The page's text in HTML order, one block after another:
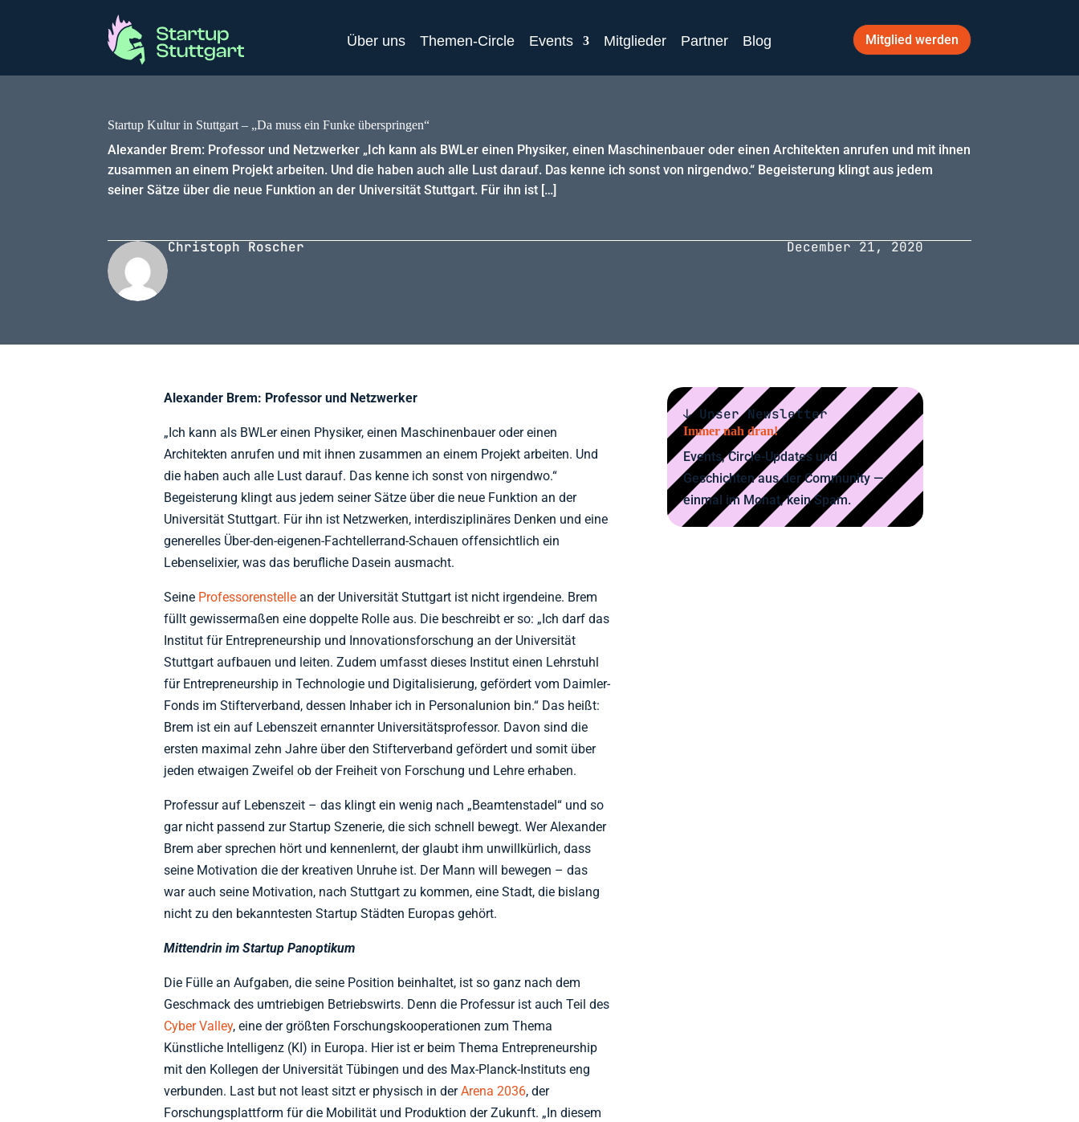
Über uns Themen-Circle Events Mitglieder Partner Blog Mitglied werden
Startup Kultur in Stuttgart – „Da muss ein Funke überspringen“
Alexander Brem: Professor und Netzwerker „Ich kann als BWLer einen Physiker, einen Maschinenbauer oder einen Architekten anrufen und mit ihnen
zusammen an einem Projekt arbeiten. Und die haben auch alle Lust darauf. Das kenne ich sonst von nirgendwo.“ Begeisterung klingt aus jedem
seiner Sätze über die neue Funktion an der Universität Stuttgart. Für ihn ist […]
Christoph Roscher December 21, 2020
Alexander Brem: Professor und Netzwerker
„Ich kann als BWLer einen Physiker, einen Maschinenbauer oder einen
Architekten anrufen und mit ihnen zusammen an einem Projekt arbeiten. Und
die haben auch alle Lust darauf. Das kenne ich sonst von nirgendwo.“
Begeisterung klingt aus jedem seiner Sätze über die neue Funktion an der
Universität Stuttgart. Für ihn ist Netzwerken, interdisziplinäres Denken und eine
generelles Über-den-eigenen-Fachtellerrand-Schauen offensichtlich ein
Lebenselixier, was das berufliche Dasein ausmacht.
Seine Professorenstelle an der Universität Stuttgart ist nicht irgendeine. Brem
füllt gewissermaßen eine doppelte Rolle aus. Die beschreibt er so: „Ich darf das
Institut für Entrepreneurship und Innovationsforschung an der Universität
Stuttgart aufbauen und leiten. Zudem umfasst dieses Institut einen Lehrstuhl
für Entrepreneurship in Technologie und Digitalisierung, gefördert vom Daimler-
Fonds im Stifterverband, dessen Inhaber ich in Personalunion bin.“ Das heißt:
Brem ist ein auf Lebenszeit ernannter Universitätsprofessor. Davon sind die
ersten maximal zehn Jahre über den Stifterverband gefördert und somit über
jeden etwaigen Zweifel ob der Freiheit von Forschung und Lehre erhaben.
Professur auf Lebenszeit – das klingt ein wenig nach „Beamtenstadel“ und so
gar nicht passend zur Startup Szenerie, die sich schnell bewegt. Wer Alexander
Brem aber sprechen hört und kennenlernt, der glaubt ihm unwillkürlich, dass
seine Motivation die der kreativen Unruhe ist. Der Mann will bewegen – das
war auch seine Motivation, nach Stuttgart zu kommen, eine Stadt, die bislang
nicht zu den bekanntesten Startup Städten Europas gehört.
Mittendrin im Startup Panoptikum
Die Fülle an Aufgaben, die seine Position beinhaltet, ist so ganz nach dem
Geschmack des umtriebigen Betriebswirts. Denn die Professur ist auch Teil des
Cyber Valley, eine der größten Forschungskooperationen zum Thema
Künstliche Intelligenz (KI) in Europa. Hier ist er beim Thema Entrepreneurship
mit den Kollegen der Universität Tübingen und des Max-Planck-Instituts eng
verbunden. Last but not least sitzt er physisch in derArena 2036, der
Forschungsplattform für die Mobilität und Produktion der Zukunft. „In diesem
↓ Unser Newsletter
Immer nah dran!
Events, Circle-Updates und
Geschichten aus der Community —
einmal im Monat, kein Spam.